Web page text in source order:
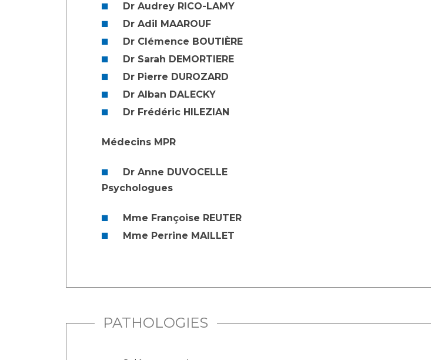
Dr Audrey RICO-LAMY
Dr Adil MAAROUF
Dr Clémence BOUTIÈRE
Dr Sarah DEMORTIERE
Dr Pierre DUROZARD
Dr Alban DALECKY
Dr Frédéric HILEZIAN
Médecins MPR
Dr Anne DUVOCELLE
Psychologues
Mme Françoise REUTER
Mme Perrine MAILLET
PATHOLOGIES